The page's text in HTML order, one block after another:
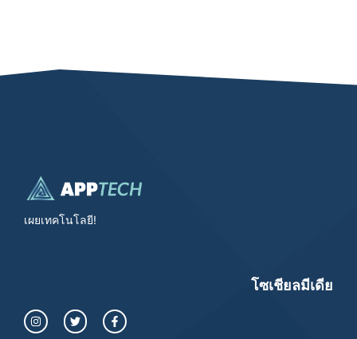
เผยเทคโนโลยี!
โซเชียลมีเดีย